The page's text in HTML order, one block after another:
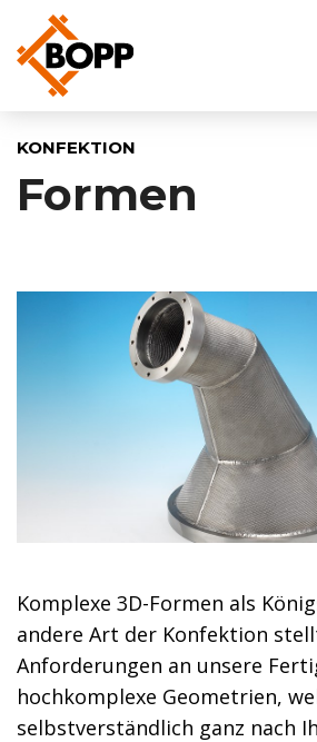
KONFEKTION
Formen
Komplexe 3D-Formen als
andere Art der Konfektion
Anforderungen an unsere
hochkomplexe Geometrien,
selbstverständlich ganz nach